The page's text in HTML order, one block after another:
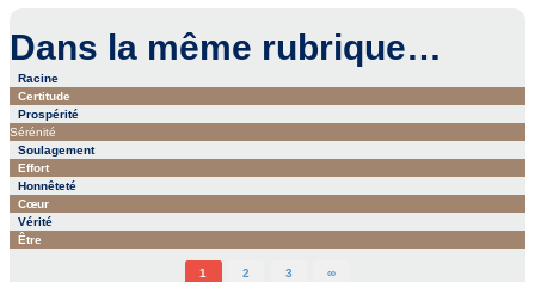
Dans la même rubrique…
Racine
Certitude
Prospérité
Sérénité
Soulagement
Effort
Honnêteté
Cœur
Vérité
Être
1 2 3 ∞